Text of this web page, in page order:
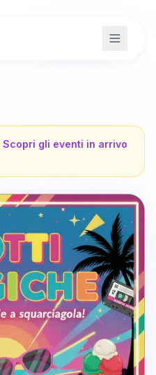
Scopri gli eventi in arrivo